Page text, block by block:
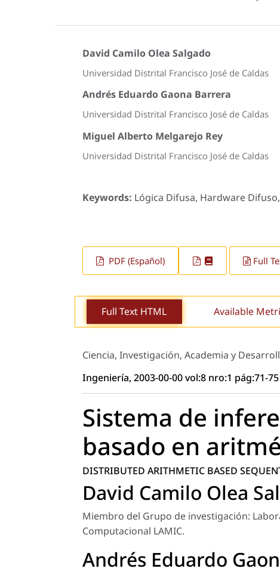
David Camilo Olea Salgado
Universidad Distrital Francisco José de Caldas
Andrés Eduardo Gaona Barrera
Universidad Distrital Francisco José de Caldas
Miguel Alberto Melgarejo Rey
Universidad Distrital Francisco José de Caldas
Keywords: Lógica Difusa, Hardware
PDF (Español) Full
Full Text HTML Available
Ciencia, Investigación, Academia y
Ingeniería, 2003-00-00 vol:8 nro:1 pág:71-75
Sistema de
basado en
DISTRIBUTED ARITHMETIC BASED
David Camilo Olea
Miembro del Grupo de investigación:
Computacional LAMIC.
Andrés Eduardo